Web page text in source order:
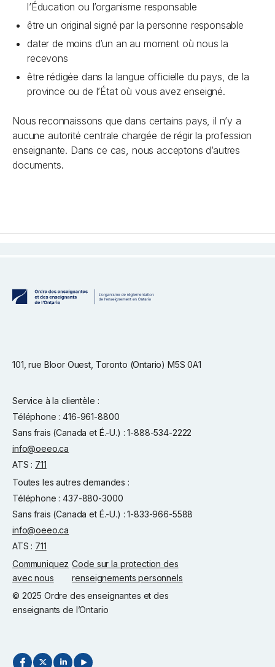
l’Éducation ou l’organisme responsable
être un original signé par la personne responsable
dater de moins d’un an au moment où nous la
recevons
être rédigée dans la langue officielle du pays, de la
province ou de l’État où vous avez enseigné.
Nous reconnaissons que dans certains pays, il n’y a
aucune autorité centrale chargée de régir la profession
enseignante. Dans ce cas, nous acceptons d’autres
documents.
101, rue Bloor Ouest, Toronto (Ontario) M5S 0A1
Service à la clientèle :
Téléphone : 416-961-8800
Sans frais (Canada et É.-U.) : 1-888-534-2222
info@oeeo.ca
ATS : 711
Toutes les autres demandes :
Téléphone : 437-880-3000
Sans frais (Canada et É.-U.) : 1-833-966-5588
info@oeeo.ca
ATS : 711
Communiquez
avec nous
Code sur la protection des
renseignements personnels
© 2025 Ordre des enseignantes et des
enseignants de l’Ontario